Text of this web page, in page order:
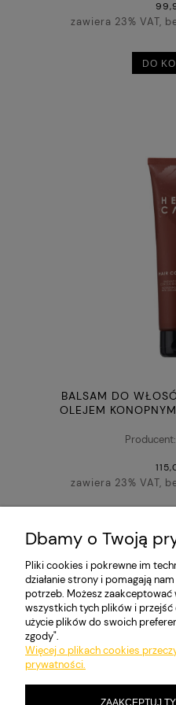
zawiera 23% VAT,
DO
BALSAM DO
OLEJEM
Producent:
zawiera 23% VAT,
MOJE
Dbamy o Twoją
Pliki cookies i pokrewne im
działanie strony i pomagają
potrzeb. Możesz zaakceptować
wszystkich tych plików i
użycie plików do swoich
zgody".
Więcej o plikach cookies
prywatności.
ZAAKCEPTUJ